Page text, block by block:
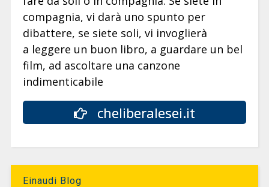
compagnia, vi darà uno spunto per
dibattere, se siete soli, vi invoglierà
a leggere un buon libro, a guardare un bel
film, ad ascoltare una canzone
indimenticabile
cheliberalesei.it
Einaudi Blog